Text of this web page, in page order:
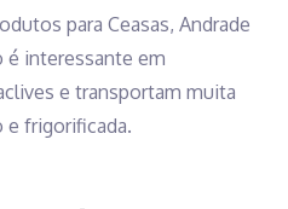
para Ceasas, Andrade
é interessante em
e transportam muita
e frigorificada.